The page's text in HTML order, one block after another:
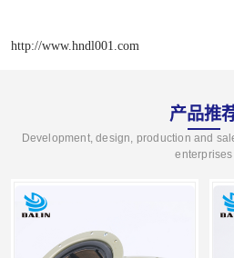
http://www.hndl001.com
产品推
Development, design, production and
enterprises